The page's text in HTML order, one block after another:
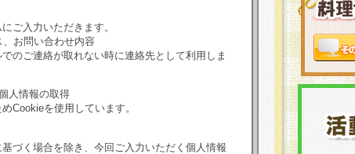
ご入力いただきます。
、お問い合わせ内容
のご連絡が取れない時に連絡先として利用しま
人情報の取得
Cookieを使用しています。
づく場合を除き、今回ご入力いただく個人情報